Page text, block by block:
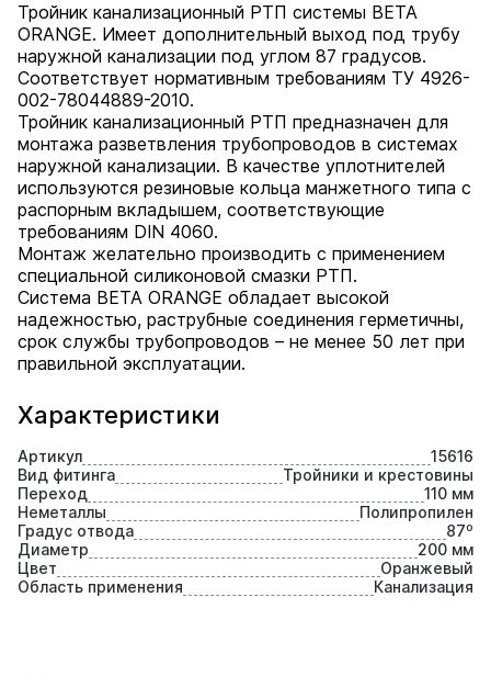
Характеристики
Артикул
15616
Вид фитинга
Тройники и крестовины
Переход
110 мм
Неметаллы
Полипропилен
Градус отвода
87⁰
Диаметр
200 мм
Цвет
Оранжевый
Область применения
Канализация
Тройник канализационный РТП системы BETA
ORANGE. Имеет дополнительный выход под трубу
наружной канализации под углом 87 градусов.
Соответствует нормативным требованиям ТУ 4926-
002-78044889-2010.
Тройник канализационный РТП предназначен для
монтажа разветвления трубопроводов в системах
наружной канализации. В качестве уплотнителей
используются резиновые кольца манжетного типа с
распорным вкладышем, соответствующие
требованиям DIN 4060.
Монтаж желательно производить с применением
специальной силиконовой смазки РТП.
Система BETA ORANGE обладает высокой
надежностью, раструбные соединения герметичны,
срок службы трубопроводов – не менее 50 лет при
правильной эксплуатации.